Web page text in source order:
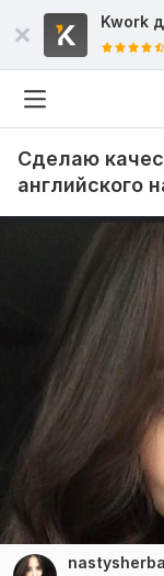
Kwork
Сделаю
английского